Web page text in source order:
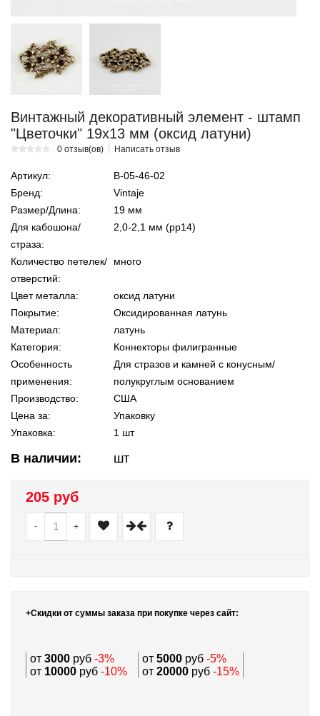
Винтажный декоративный элемент - штамп
"Цветочки" 19х13 мм (оксид латуни)
0 отзыв(ов) Написать отзыв
Артикул:
В-05-46-02
Бренд:
Vintaje
Размер/Длина:
19 мм
Для кабошона/
страза:
2,0-2,1 мм (pp14)
Количество петелек/
отверстий:
много
Цвет металла:
оксид латуни
Покрытие:
Оксидированная латунь
Материал:
латунь
Категория:
Коннекторы филигранные
Особенность
применения:
Для стразов и камней с конусным/
полукруглым основанием
Производство:
США
Цена за:
Упаковку
Упаковка:
1 шт
В наличии: шт
205 руб
- +
+Скидки от суммы заказа при покупке через сайт:
от 3000 руб -3% от 5000 руб -5%
от 10000 руб -10% от 20000 руб -15%